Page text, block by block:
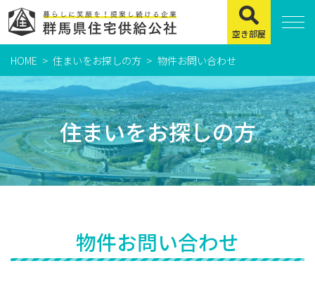
住まいをお探しの方
県営住宅
公社賃貸住宅
緊急通報システムについて
市営・町営住宅
賃貸店舗・事務所
空き部屋
HOME 住まいをお探しの方 物件お問い合わせ
住まいをお探しの方
物件お問い合わせ